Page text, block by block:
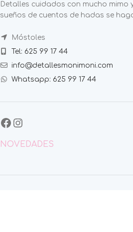
Detalles cuidados con mucho mimo
sueños de cuentos de hadas se
Móstoles
Tel: 625 99 17 44
info@detallesmonimoni.com
Whatsapp: 625 99 17 44
NOVEDADES